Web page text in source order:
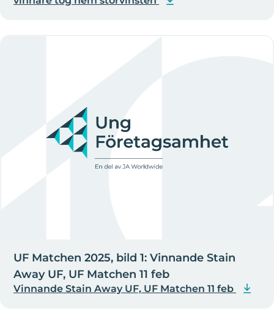
UF Matchen 2025, bild 1: Vinnande Stain
Away UF, UF Matchen 11 feb
Vinnande Stain Away UF, UF Matchen 11 feb